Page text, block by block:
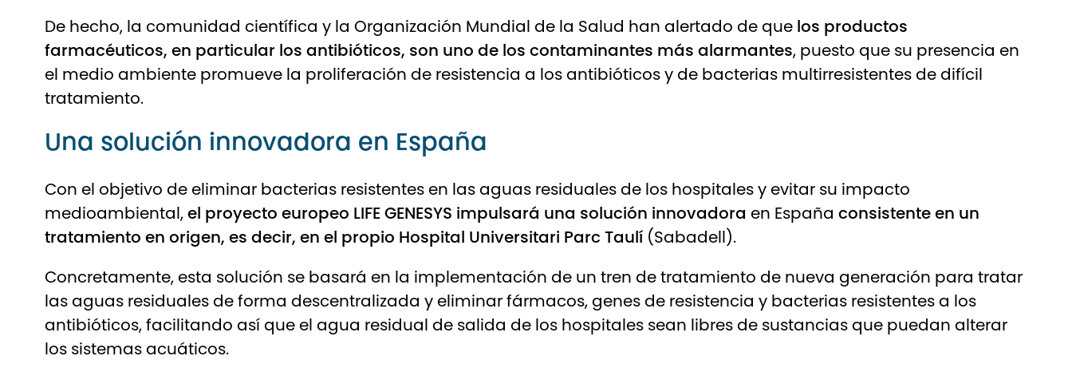
De hecho, la comunidad científica y la Organización Mundial de la Salud han alertado de que los productos
farmacéuticos, en particular los antibióticos, son uno de los contaminantes más alarmantes, puesto que su presencia en
el medio ambiente promueve la proliferación de resistencia a los antibióticos y de bacterias multirresistentes de difícil
tratamiento.
Una solución innovadora en España
Con el objetivo de eliminar bacterias resistentes en las aguas residuales de los hospitales y evitar su impacto
medioambiental,el proyecto europeo LIFE GENESYS impulsará una solución innovadora en España consistente en un
tratamiento en origen, es decir, en el propio Hospital Universitari Parc Taulí (Sabadell).
Concretamente, esta solución se basará en la implementación de un tren de tratamiento de nueva generación para tratar
las aguas residuales de forma descentralizada y eliminar fármacos, genes de resistencia y bacterias resistentes a los
antibióticos, facilitando así que el agua residual de salida de los hospitales sean libres de sustancias que puedan alterar
los sistemas acuáticos.